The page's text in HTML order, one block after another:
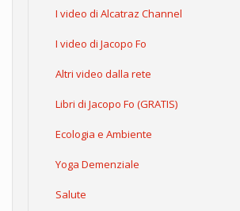
I video di Alcatraz Channel
I video di Jacopo Fo
Altri video dalla rete
Libri di Jacopo Fo (GRATIS)
Ecologia e Ambiente
Yoga Demenziale
Salute